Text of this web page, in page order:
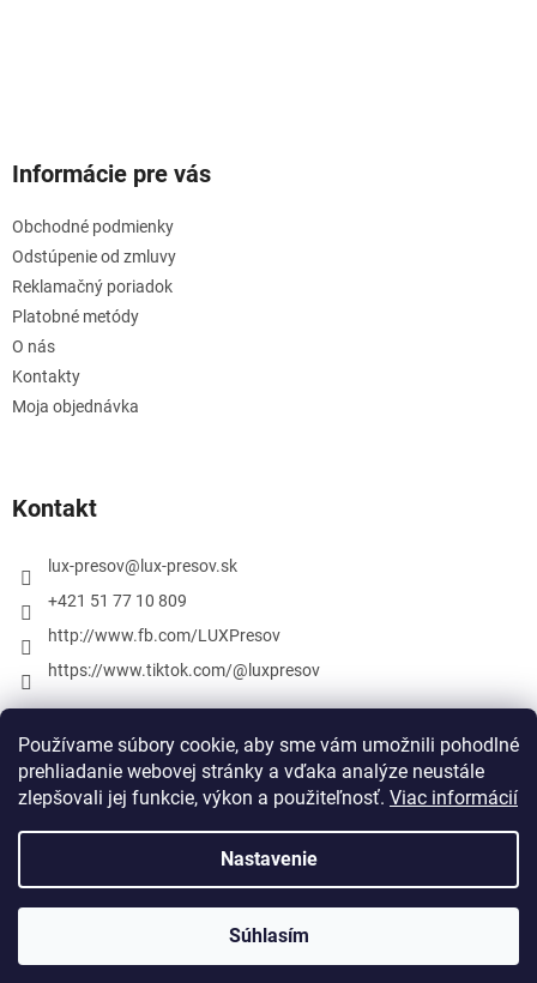
Používame súbory cookie, aby sme vám umožnili pohodlné
prehliadanie webovej stránky a vďaka analýze neustále
zlepšovali jej funkcie, výkon a použiteľnosť. Viac informácií
Nastavenie
Súhlasím
Informácie pre vás
Obchodné podmienky
Odstúpenie od zmluvy
Reklamačný poriadok
Platobné metódy
O nás
Kontakty
Moja objednávka
Kontakt
lux-presov@ lux-presov.sk
+421 51 77 10 809
http://www.fb.com/LUXPresov
https://www.tiktok.com/@luxpresov
Vytvoril Shoptet
lux-presov.sk. Všetky práva vyhradené.